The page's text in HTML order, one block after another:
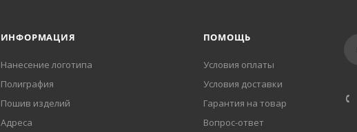
ИНФОРМАЦИЯ
Нанесение логотипа
Полиграфия
Пошив изделий
Адреса
ПОМОЩЬ
Условия оплаты
Условия доставки
Гарантия на товар
Вопрос-ответ